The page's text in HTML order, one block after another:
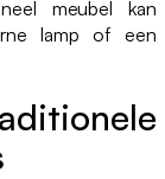
meubel kan
lamp of een